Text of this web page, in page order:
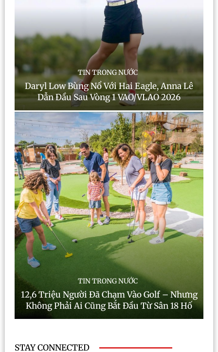
TIN TRONG NƯỚC
Daryl Low Bùng Nổ Với Hai Eagle, Anna Lê
Dẫn Đầu Sau Vòng 1 VAO/VLAO 2026
TIN TRONG NƯỚC
12,6 Triệu Người Đã Chạm Vào Golf – Nhưng
Không Phải Ai Cũng Bắt Đầu Từ Sân 18 Hố
STAY CONNECTED